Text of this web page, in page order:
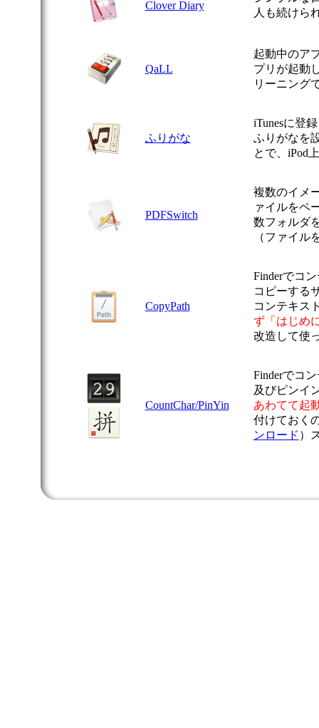
Clover Diary
人も続けら
QaLL
起動中のア
プリが起動
リーニング
ふりがな
iTunesに登
ふりがなを
とで、iPod
PDFSwitch
複数のイメ
ァイルをペ
数フォルダ
（ファイル
CopyPath
Finderでコ
コピーする
コンテキス
ず「はじめ
改造して使
CountChar/PinYin
Finderでコ
及びピンイ
あわてて起
付けておく
ンロード ）